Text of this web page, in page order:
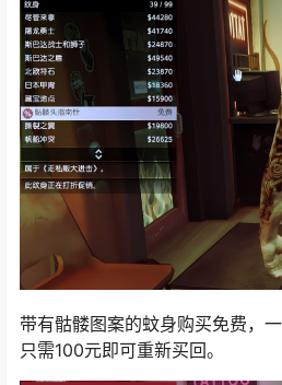
带有骷髅图案的蚊身购买免费，
只需100元即可重新买回。